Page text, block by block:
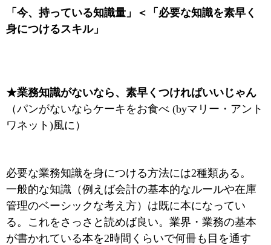
「今、持っている知識量」＜「必要な知識を素早く
身につけるスキル」
★業務知識がないなら、素早くつければいいじゃん
（パンがないならケーキをお食べ (byマリー・アント
ワネット)風に）
必要な業務知識を身につける方法には2種類ある。
一般的な知識（例えば会計の基本的なルールや在庫
管理のベーシックな考え方）は既に本になってい
る。これをさっさと読めば良い。業界・業務の基本
が書かれている本を2時間くらいで何冊も目を通す